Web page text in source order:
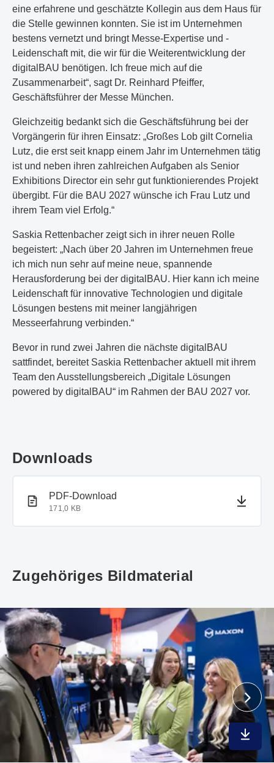
eine erfahrene und geschätzte Kollegin aus dem Haus für
die Stelle gewinnen konnten. Sie ist im Unternehmen
bestens vernetzt und bringt Messe-Expertise und -
Leidenschaft mit, die wir für die Weiterentwicklung der
digitalBAU benötigen. Ich freue mich auf die
Zusammenarbeit“, sagt Dr. Reinhard Pfeiffer,
Geschäftsführer der Messe München.
Gleichzeitig bedankt sich die Geschäftsführung bei der
Vorgängerin für ihren Einsatz: „Großes Lob gilt Cornelia
Lutz, die erst seit knapp einem Jahr im Unternehmen tätig
ist und neben ihren zahlreichen Aufgaben als Senior
Exhibitions Director ein sehr gut funktionierendes Projekt
übergibt. Für die BAU 2027 wünsche ich Frau Lutz und
ihrem Team viel Erfolg.“
Saskia Rettenbacher zeigt sich in ihrer neuen Rolle
begeistert: „Nach über 20 Jahren im Unternehmen freue
ich mich nun sehr auf meine neue, spannende
Herausforderung bei der digitalBAU. Hier kann ich meine
Leidenschaft für innovative Technologien und digitale
Lösungen bestens mit meiner langjährigen
Messeerfahrung verbinden.“
Bevor in rund zwei Jahren die nächste digitalBAU
sattfindet, bereitet Saskia Rettenbacher aktuell mit ihrem
Team den Ausstellungsbereich „Digitale Lösungen
powered by digitalBAU“ im Rahmen der BAU 2027 vor.
Downloads
PDF-Dokument
PDF-Download
171,0 KB
Zugehöriges Bildmaterial
In